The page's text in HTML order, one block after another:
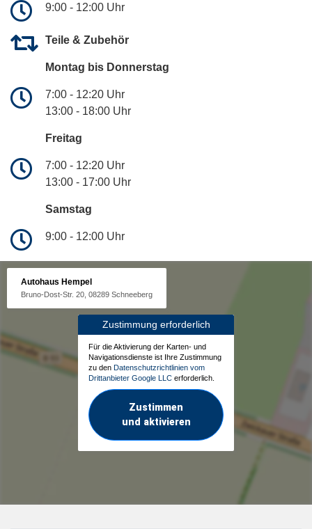
9:00 - 12:00 Uhr
Teile & Zubehör
Montag bis Donnerstag
7:00 - 12:20 Uhr
13:00 - 18:00 Uhr
Freitag
7:00 - 12:20 Uhr
13:00 - 17:00 Uhr
Samstag
9:00 - 12:00 Uhr
Autohaus Hempel
Bruno-Dost-Str. 20, 08289 Schneeberg
Zustimmung erforderlich
Für die Aktivierung der Karten- und
Navigationsdienste ist Ihre Zustimmung
zu den Datenschutzrichtlinien vom
Drittanbieter Google LLC erforderlich.
Zustimmen
und aktivieren